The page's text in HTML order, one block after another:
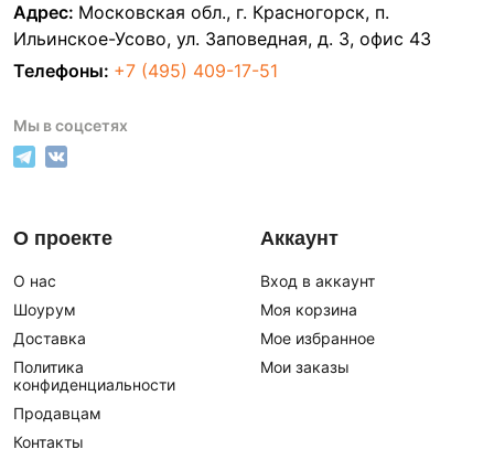
Адрес: Московская обл., г. Красногорск, п.
Ильинское-Усово, ул. Заповедная, д. 3, офис 43
Телефоны: +7 (495) 409-17-51
Мы в соцсетях
О проекте
О нас
Шоурум
Доставка
Политика
конфиденциальности
Продавцам
Контакты
Аккаунт
Вход в аккаунт
Моя корзина
Мое избранное
Мои заказы